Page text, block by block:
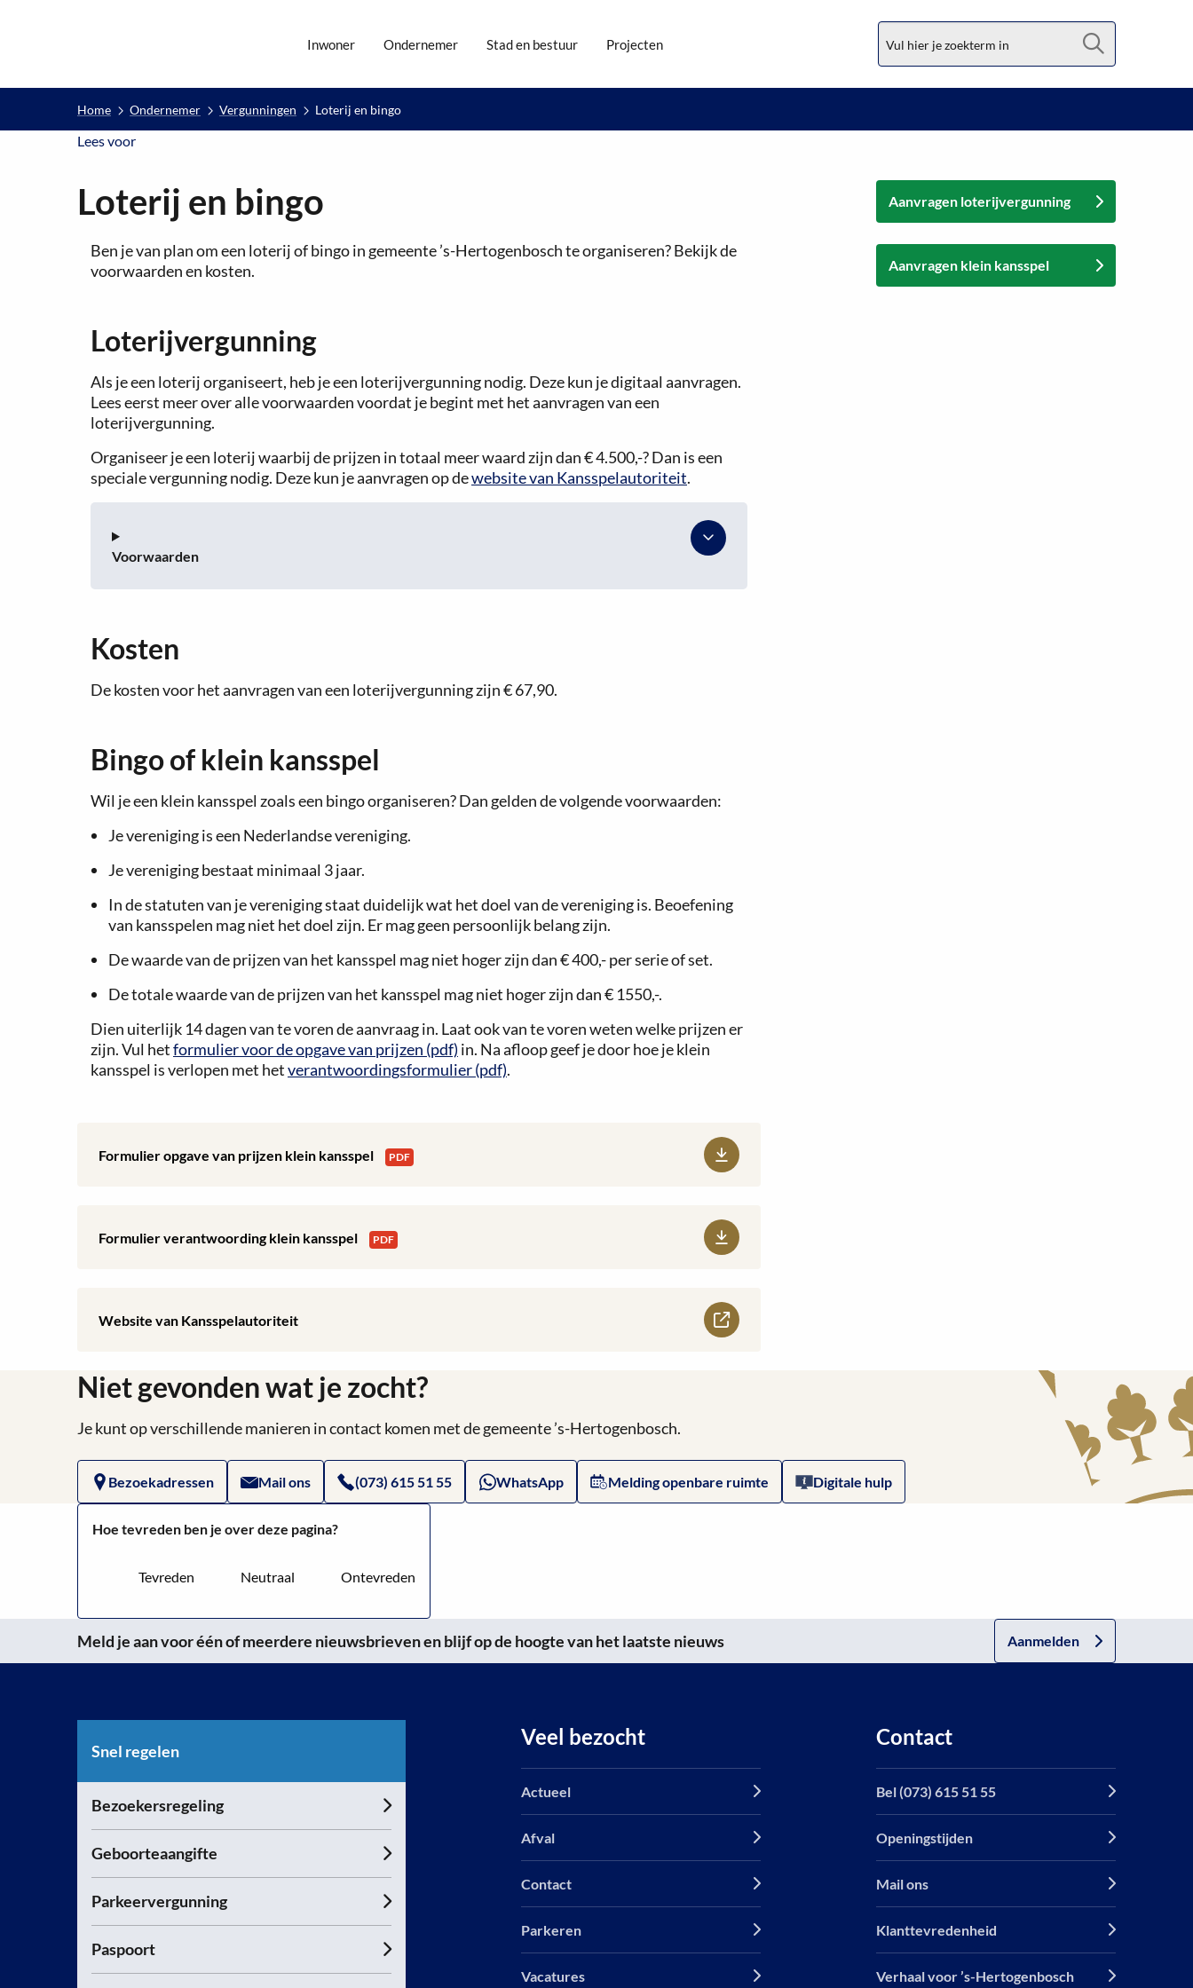
Inwoner Ondernemer Stad en bestuur Projecten
Home Ondernemer Vergunningen Loterij en bingo
Lees voorLees voor
Aanvragen loterijvergunning
Aanvragen klein kansspel
Loterij en bingo
Ben je van plan om een loterij of bingo in gemeente ’s-Hertogenbosch te organiseren? Bekijk de
voorwaarden en kosten.
Loterijvergunning
Als je een loterij organiseert, heb je een loterijvergunning nodig. Deze kun je digitaal aanvragen.
Lees eerst meer over alle voorwaarden voordat je begint met het aanvragen van een
loterijvergunning.
Organiseer je een loterij waarbij de prijzen in totaal meer waard zijn dan € 4.500,-? Dan is een
speciale vergunning nodig. Deze kun je aanvragen op dewebsite van Kansspelautoriteit.
Voorwaarden
Kosten
De kosten voor het aanvragen van een loterijvergunning zijn€ 67,90.
Bingo of klein kansspel
Wil je een klein kansspel zoals een bingo organiseren? Dan gelden de volgende voorwaarden:
Je vereniging is een Nederlandse vereniging.
Je vereniging bestaat minimaal 3 jaar.
In de statuten van je vereniging staat duidelijk wat het doel van de vereniging is. Beoefening
van kansspelen mag niet het doel zijn. Er mag geen persoonlijk belang zijn.
De waarde van de prijzen van het kansspel mag niet hoger zijn dan € 400,- per serie of set.
De totale waarde van de prijzen van het kansspel mag niet hoger zijn dan € 1550,-.
Dien uiterlijk 14 dagen van te voren de aanvraag in. Laat ook van te voren weten welke prijzen er
zijn. Vul hetformulier voor de opgave van prijzen (pdf) in. Na afloop geef je door hoe je klein
kansspel is verlopen met hetverantwoordingsformulier (pdf).
Formulier opgave van prijzen klein kansspel PDF
Download:
klein
Formulier verantwoording klein kansspel PDF
Download:
kansspel
Website van Kansspelautoriteit
Lees
over
Website
van
Kansspelautoriteit
Niet gevonden wat je zocht?
Je kunt op verschillende manieren in contact komen met de gemeente ’s-Hertogenbosch.
Bezoekadressen Mail ons (073) 615 51 55 WhatsApp Melding openbare ruimte Digitale hulp
Hoe tevreden ben je over deze pagina?
Tevreden Neutraal Ontevreden
Meld je aan voor één of meerdere nieuwsbrieven en blijf op de hoogte van het laatste nieuws Aanmelden
Snel regelen
Bezoekersregeling
Geboorteaangifte
Parkeervergunning
Paspoort
Veel bezocht
Actueel
Afval
Contact
Parkeren
Vacatures
Contact
Bel (073) 615 51 55
Openingstijden
Mail ons
Klanttevredenheid
Verhaal voor ’s-Hertogenbosch